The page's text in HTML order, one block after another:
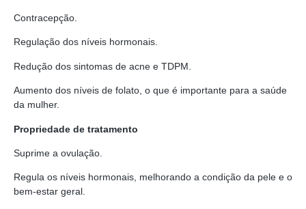
Contracepção.
Regulação dos níveis hormonais.
Redução dos sintomas de acne e TDPM.
Aumento dos níveis de folato, o que é importante para a saúde
da mulher.
Propriedade de tratamento
Suprime a ovulação.
Regula os níveis hormonais, melhorando a condição da pele e o
bem-estar geral.